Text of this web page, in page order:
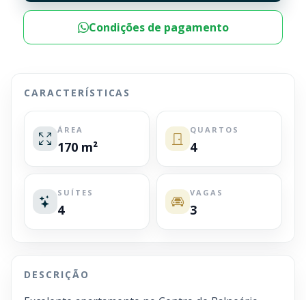
Condições de pagamento
CARACTERÍSTICAS
ÁREA
170 m²
QUARTOS
4
SUÍTES
4
VAGAS
3
DESCRIÇÃO